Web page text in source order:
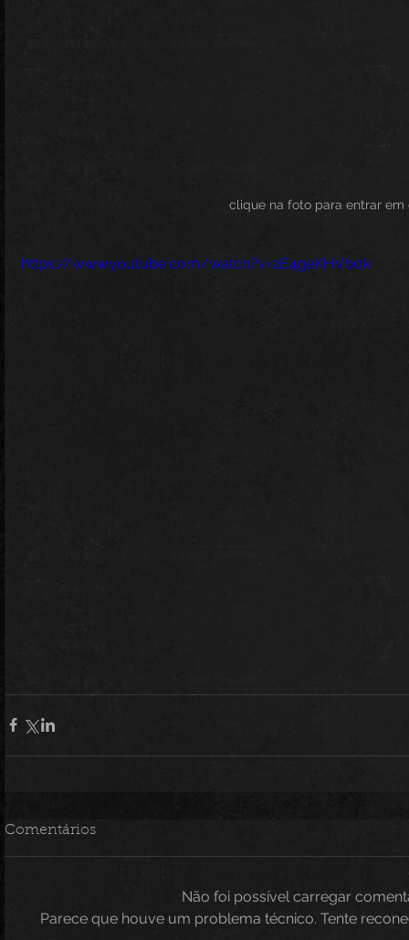
https://www.youtube.com/watch?v=2E4geKHVb0k
Comentários
Não foi possível carregar
Parece que houve um problema técnico. Tente